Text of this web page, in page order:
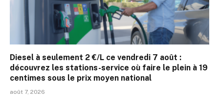
Diesel à seulement 2 €/L ce vendredi 7 août :
découvrez les stations-service où faire le plein à 19
centimes sous le prix moyen national
août 7, 2026